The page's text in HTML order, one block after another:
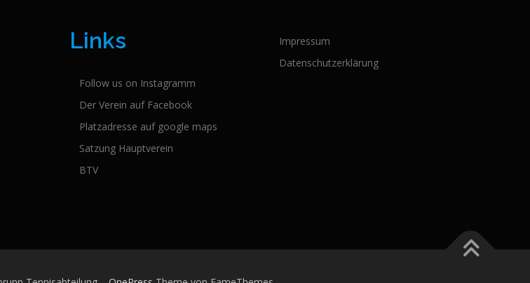
Links
Follow us on Instagramm
Der Verein auf Facebook
Platzadresse auf google maps
Satzung Hauptverein
BTV
Impressum
Datenschutzerklärung